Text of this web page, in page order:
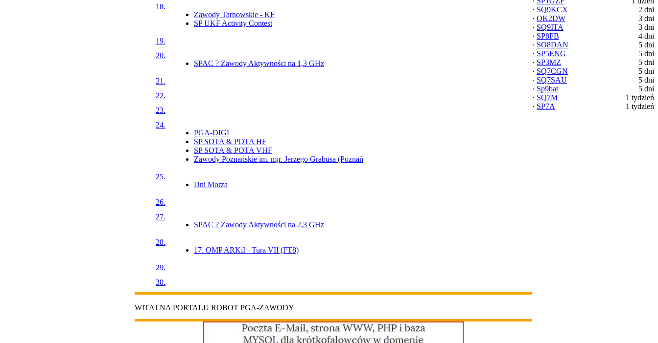
18.
Zawody Tarnowskie - KF
SP UKF Activity Contest
19.
20.
SPAC ? Zawody Aktywności na 1,3 GHz
21.
22.
23.
24.
PGA-DIGI
SP SOTA & POTA HF
SP SOTA & POTA VHF
Zawody Poznańskie im. mjr. Jerzego Grabusa (Poznań
25.
Dni Morza
26.
27.
SPAC ? Zawody Aktywności na 2,3 GHz
28.
17. OMP ARKiI - Tura VII (FT8)
29.
30.
WITAJ NA PORTALU ROBOT PGA-ZAWODY
· SQ9KCX
2 dni
· OK2DW
3 dni
· SQ9ITA
3 dni
· SP8FB
4 dni
· SO8DAN
5 dni
· SP5ENG
5 dni
· SP3MZ
5 dni
· SQ7CGN
5 dni
· SQ7SAU
5 dni
· Sp9bat
5 dni
· SQ7M
1 tydzień
· SP7A 1 tydzień